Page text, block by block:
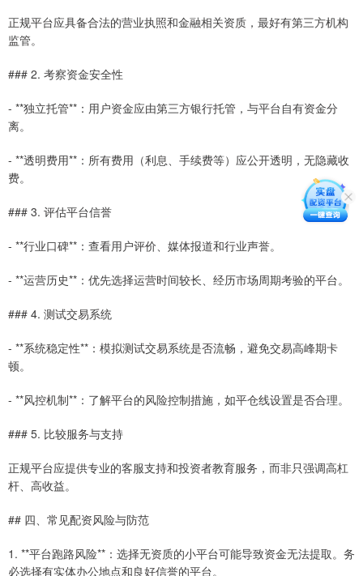
正规平台应具备合法的营业执照和金融相关资质，最好有第三方机构
监管。
### 2. 考察资金安全性
- **独立托管**：用户资金应由第三方银行托管，与平台自有资金分
离。
- **透明费用**：所有费用（利息、手续费等）应公开透明，无隐藏收
费。
### 3. 评估平台信誉
- **行业口碑**：查看用户评价、媒体报道和行业声誉。
- **运营历史**：优先选择运营时间较长、经历市场周期考验的平台。
### 4. 测试交易系统
- **系统稳定性**：模拟测试交易系统是否流畅，避免交易高峰期卡
顿。
- **风控机制**：了解平台的风险控制措施，如平仓线设置是否合理。
### 5. 比较服务与支持
正规平台应提供专业的客服支持和投资者教育服务，而非只强调高杠
杆、高收益。
## 四、常见配资风险与防范
1. **平台跑路风险**：选择无资质的小平台可能导致资金无法提取。务
必选择有实体办公地点和良好信誉的平台。